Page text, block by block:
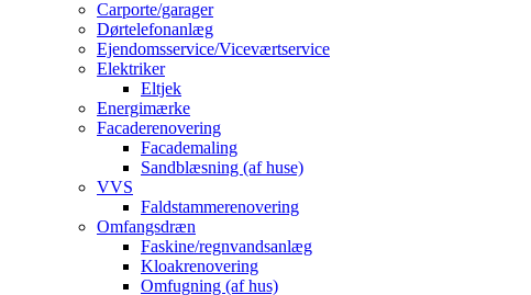
Carporte/garager
Dørtelefonanlæg
Ejendomsservice/Viceværtservice
Elektriker
Eltjek
Energimærke
Facaderenovering
Facademaling
Sandblæsning (af huse)
VVS
Faldstammerenovering
Omfangsdræn
Faskine/regnvandsanlæg
Kloakrenovering
Omfugning (af hus)